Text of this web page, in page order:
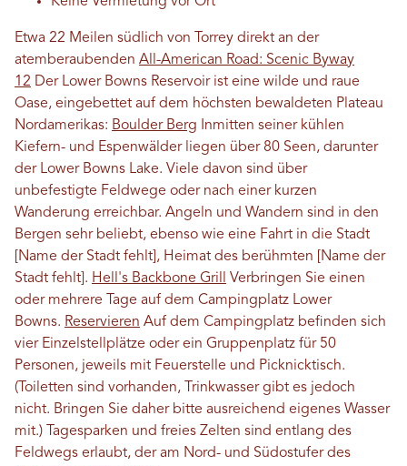
Etwa 22 Meilen südlich von Torrey direkt an der
atemberaubenden All-American Road: Scenic Byway
12 Der Lower Bowns Reservoir ist eine wilde und raue
Oase, eingebettet auf dem höchsten bewaldeten Plateau
Nordamerikas: Boulder Berg Inmitten seiner kühlen
Kiefern- und Espenwälder liegen über 80 Seen, darunter
der Lower Bowns Lake. Viele davon sind über
unbefestigte Feldwege oder nach einer kurzen
Wanderung erreichbar. Angeln und Wandern sind in den
Bergen sehr beliebt, ebenso wie eine Fahrt in die Stadt
[Name der Stadt fehlt], Heimat des berühmten [Name der
Stadt fehlt]. Hell's Backbone Grill
Verbringen Sie einen
oder mehrere Tage auf dem Campingplatz Lower
Bowns. Reservieren Auf dem Campingplatz befinden sich
vier Einzelstellplätze oder ein Gruppenplatz für 50
Personen, jeweils mit Feuerstelle und Picknicktisch.
(Toiletten sind vorhanden, Trinkwasser gibt es jedoch
nicht. Bringen Sie daher bitte ausreichend eigenes Wasser
mit.) Tagesparken und freies Zelten sind entlang des
Feldwegs erlaubt, der am Nord- und Südostufer des